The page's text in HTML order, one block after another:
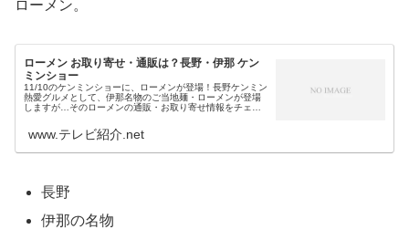
ローメン。
ローメン お取り寄せ・通販は？長野・伊那 ケン
ミンショー
11/10のケンミンショーに、ローメンが登場！長野ケンミン
熱愛グルメとして、伊那名物のご当地麺・ローメンが登場
しますが…そのローメンの通販・お取り寄せ情報をチェッ
ミンSHOWは…長野県...
www.テレビ紹介.net
長野
伊那の名物